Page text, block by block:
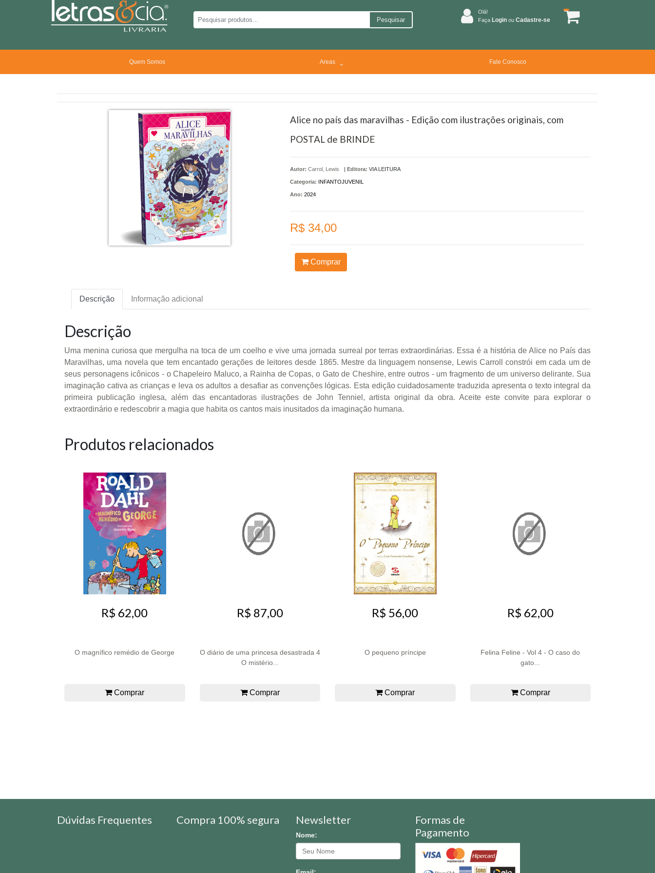
Pesquisar
Olá!
Faça Login ou Cadastre-se
Quem Somos Areas Fale Conosco
Alice no país das maravilhas - Edição com ilustrações originais, com
POSTAL de BRINDE
Autor: Carrol, Lewis | Editora: VIA LEITURA
Categoria: INFANTOJUVENIL
Ano: 2024
R$ 34,00
Comprar
Descrição Informação adicional
Descrição
Uma menina curiosa que mergulha na toca de um coelho e vive uma jornada surreal por terras extraordinárias. Essa é a história de Alice no País das
Maravilhas, uma novela que tem encantado gerações de leitores desde 1865. Mestre da linguagem nonsense, Lewis Carroll constrói em cada um de
seus personagens icônicos - o Chapeleiro Maluco, a Rainha de Copas, o Gato de Cheshire, entre outros - um fragmento de um universo delirante. Sua
imaginação cativa as crianças e leva os adultos a desafiar as convenções lógicas. Esta edição cuidadosamente traduzida apresenta o texto integral da
primeira publicação inglesa, além das encantadoras ilustrações de John Tenniel, artista original da obra. Aceite este convite para explorar o
extraordinário e redescobrir a magia que habita os cantos mais inusitados da imaginação humana.
Produtos relacionados
R$ 62,00
O magnífico remédio de George
Comprar
R$ 87,00
O diário de uma princesa desastrada 4
O mistério...
Comprar
R$ 56,00
O pequeno príncipe
Comprar
R$ 62,00
Felina Feline - Vol 4 - O caso do
gato...
Comprar
Dúvidas Frequentes Compra 100% segura Newsletter
Nome:
Formas de
Pagamento